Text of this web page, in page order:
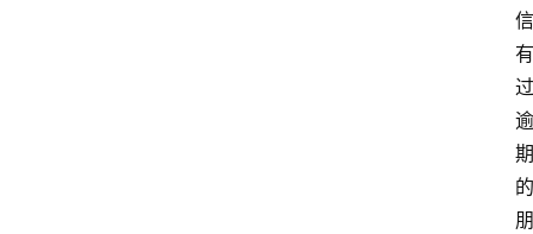
信
有
过
逾
期
的
朋